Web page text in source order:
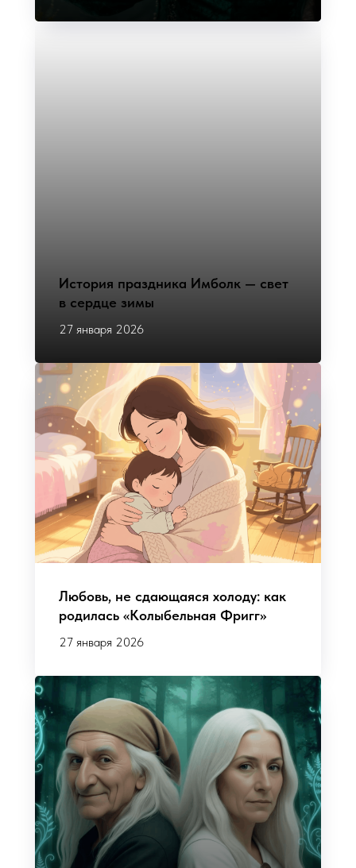
История праздника Имболк — свет
в сердце зимы
27 января 2026
Любовь, не сдающаяся холоду: как
родилась «Колыбельная Фригг»
27 января 2026